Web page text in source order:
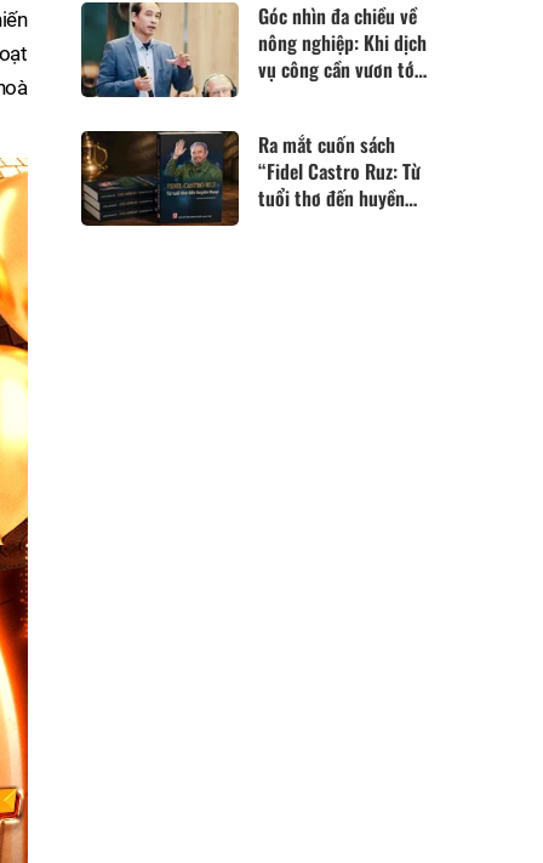
Góc nhìn đa chiều về
nông nghiệp: Khi dịch
vụ công cần vươn tới
Ra mắt cuốn sách
“Fidel Castro Ruz: Từ
tuổi thơ đến huyền